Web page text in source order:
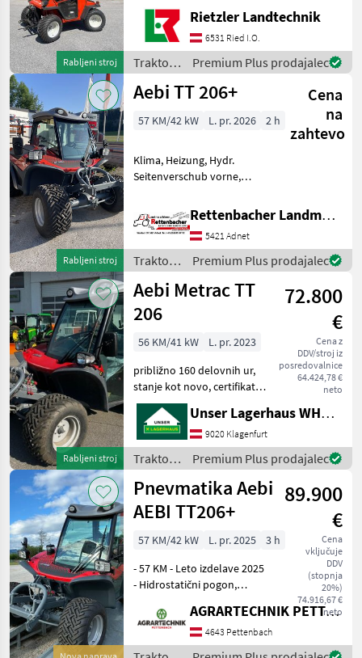
Rabljeni stroj
ogrevanjem 1 EW in 1 DW
spredaj 1 DW zadaj
Opcijsko: Kosilni
mehanizem Trakasti grablji
Krožni grablji
Rietzler Landtechnik
6531 Ried I.O.
Traktor /
Reform
Premium Plus prodajalec
Rabljeni stroj
Aebi TT 206+
Cena
na
zahtevo
57 KM/42 kW L. pr. 2026 2 h
Klima, Heizung, Hydr.
Seitenverschub vorne,
Steuergerät 4 pogon:
štirikolesni pogon,
brezstopenjski menjalnik,
število vrtljajev kardanske
gredi
Rettenbacher Landmaschinen
5421 Adnet
Traktor /
Aebi
Premium Plus prodajalec
Rabljeni stroj
Aebi Metrac TT
206
72.800
€
Cena z
DDV/stroj iz
posredovalnice
64.424,78 €
neto
56 KM/41 kW
L. pr. 2023
približno 160 delovnih ur,
stanje kot novo, certifikat o
skladnosti, navodila za
uporabo (421) Takoj na
voljo!!!! Pred odhodom vas
prosimo, da se po telefonu
prepri
Unser Lagerhaus WHG, Kärnten, Klagenfurt
9020 Klagenfurt
Traktor /
Aebi
Premium Plus prodajalec
Pnevmatika Aebi
AEBI TT206+
89.900
€
Cena
vključuje
DDV
(stopnja
20%)
74.916,67 €
neto
57 KM/42 kW L. pr. 2025
3 h
- 57 KM - Leto izdelave 2025
- Hidrostatični pogon,
Kubota - Pnevmatike
31x15.50 - 15 Terra - Zaprta
kabina - Ogrevanje, sistem
AGRARTECHNIK PETTENBACH GMBH
4643 Pettenbach